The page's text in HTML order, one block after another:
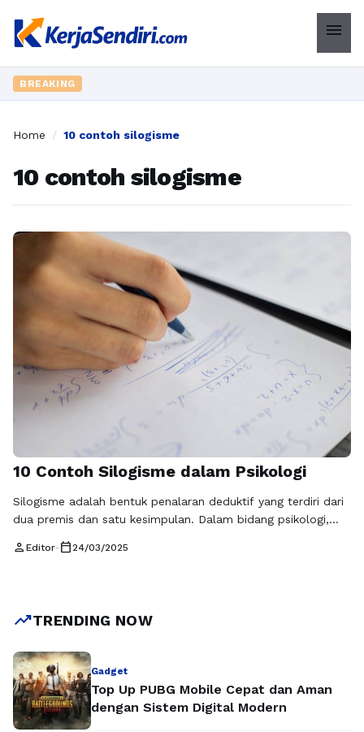
menu
BREAKING
Home / 10 contoh silogisme
10 contoh silogisme
10 Contoh Silogisme dalam Psikologi
Silogisme adalah bentuk penalaran deduktif yang terdiri dari
dua premis dan satu kesimpulan. Dalam bidang psikologi,
pemikiran dan perilaku manusia. Dalam artikel ini, kami akan
Baca Selengkapnya
person Editor• calendar_today 24/03/2025
trending_upTRENDING NOW
Gadget
Top Up PUBG Mobile Cepat dan Aman
dengan Sistem Digital Modern